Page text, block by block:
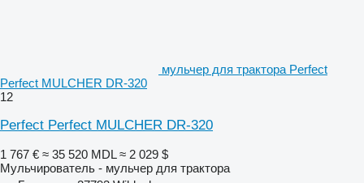
мульчер для трактора Perfect
Perfect MULCHER DR-320
12
Perfect Perfect MULCHER DR-320
1 767 € ≈ 35 520 MDL ≈ 2 029 $
Мульчирователь - мульчер для трактора